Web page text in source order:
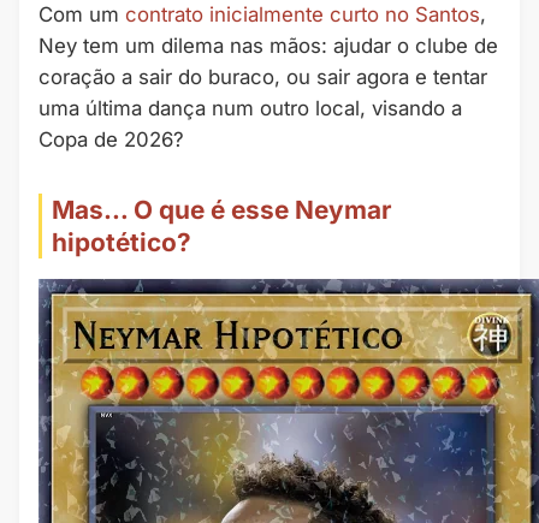
Com um contrato inicialmente curto no Santos,
Ney tem um dilema nas mãos: ajudar o clube de
coração a sair do buraco, ou sair agora e tentar
uma última dança num outro local, visando a
Copa de 2026?
Mas… O que é esse Neymar
hipotético?